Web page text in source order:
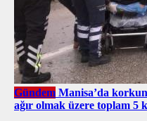
Gündem Manisa’da
ağır olmak üzere toplam 5